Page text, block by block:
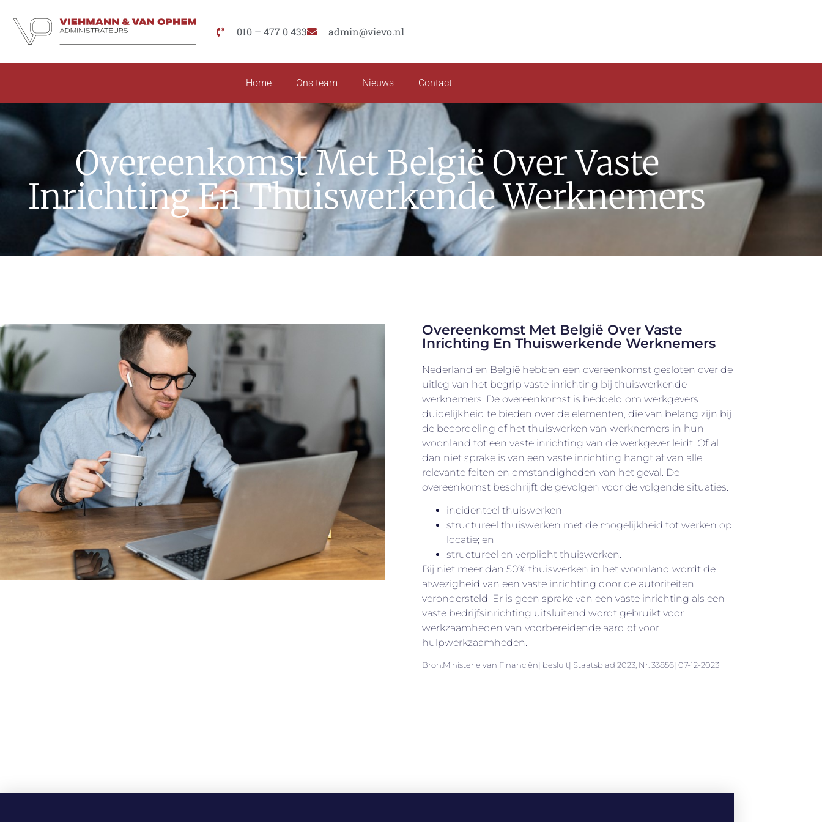
010 – 477 0 433 admin@vievo.nl
Home Ons team Nieuws Contact
Overeenkomst Met België Over Vaste
Inrichting En Thuiswerkende Werknemers
Overeenkomst Met België Over Vaste
Inrichting En Thuiswerkende Werknemers
Nederland en België hebben een overeenkomst gesloten over de
uitleg van het begrip vaste inrichting bij thuiswerkende
werknemers. De overeenkomst is bedoeld om werkgevers
duidelijkheid te bieden over de elementen, die van belang zijn bij
de beoordeling of het thuiswerken van werknemers in hun
woonland tot een vaste inrichting van de werkgever leidt. Of al
dan niet sprake is van een vaste inrichting hangt af van alle
relevante feiten en omstandigheden van het geval. De
overeenkomst beschrijft de gevolgen voor de volgende situaties:
incidenteel thuiswerken;
structureel thuiswerken met de mogelijkheid tot werken op
locatie; en
structureel en verplicht thuiswerken.
Bij niet meer dan 50% thuiswerken in het woonland wordt de
afwezigheid van een vaste inrichting door de autoriteiten
verondersteld. Er is geen sprake van een vaste inrichting als een
vaste bedrijfsinrichting uitsluitend wordt gebruikt voor
werkzaamheden van voorbereidende aard of voor
hulpwerkzaamheden.
Bron:Ministerie van Financiën| besluit| Staatsblad 2023, Nr. 33856| 07-12-2023